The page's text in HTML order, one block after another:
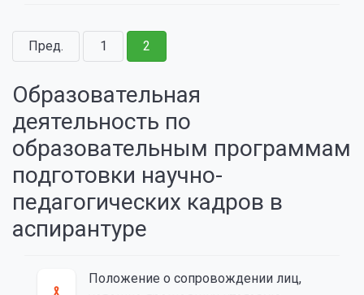
Пред. 1 2
Образовательная
деятельность по
образовательным программам
подготовки научно-
педагогических кадров в
аспирантуре
Положение о сопровождении лиц,